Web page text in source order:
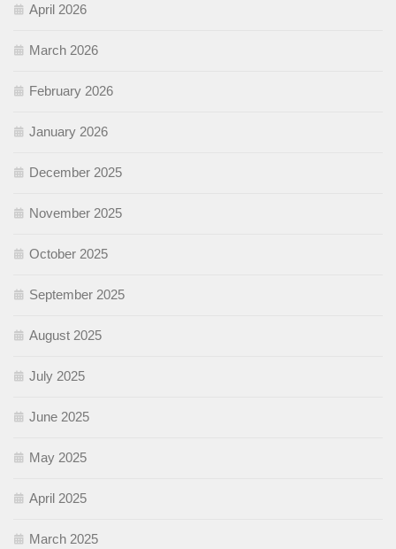
April 2026
March 2026
February 2026
January 2026
December 2025
November 2025
October 2025
September 2025
August 2025
July 2025
June 2025
May 2025
April 2025
March 2025